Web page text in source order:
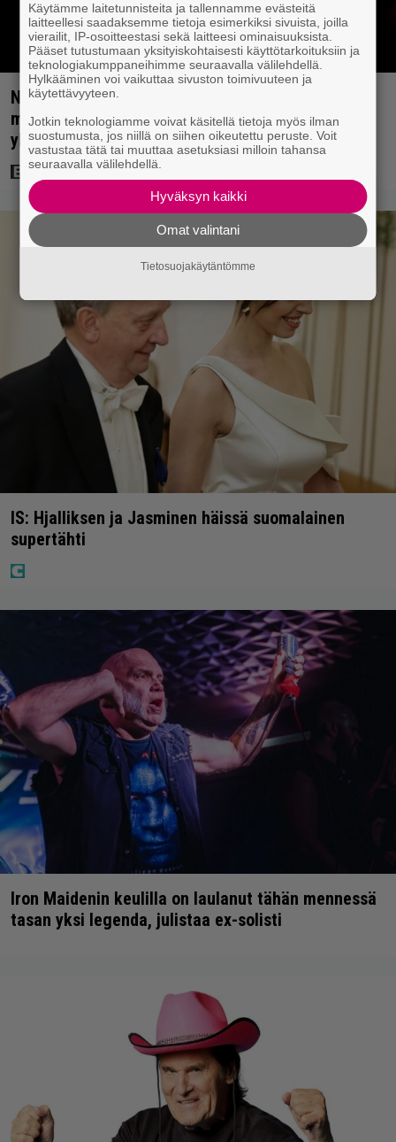
Nyt Netflixissä: Christopher Nolanin viiden tähden
mysteerileffa – ”Huikean hienosti kirjoitettu
yllätyskäänteiden sarja”
IS: Hjalliksen ja Jasminen häissä suomalainen
supertähti
Iron Maidenin keulilla on laulanut tähän mennessä
tasan yksi legenda, julistaa ex-solisti
Käytämme laitetunnisteita ja tallennamme evästeitä
laitteellesi saadaksemme tietoja esimerkiksi sivuista, joilla
vierailit, IP-osoitteestasi sekä laitteesi ominaisuuksista.
Pääset tutustumaan yksityiskohtaisesti käyttötarkoituksiin ja
teknologiakumppaneihimme seuraavalla välilehdellä.
Hylkääminen voi vaikuttaa sivuston toimivuuteen ja
käytettävyyteen.
Jotkin teknologiamme voivat käsitellä tietoja myös ilman
suostumusta, jos niillä on siihen oikeutettu peruste. Voit
vastustaa tätä tai muuttaa asetuksiasi milloin tahansa
seuraavalla välilehdellä.
Hyväksyn kaikki
Omat valintani
Tietosuojakäytäntömme